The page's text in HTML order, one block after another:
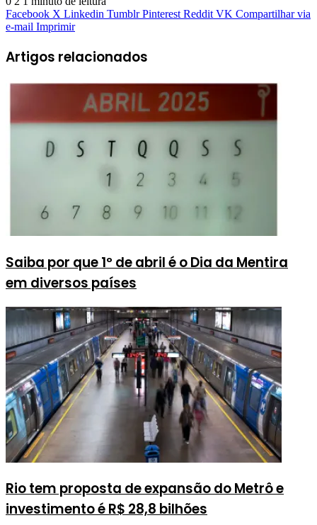
Facebook X Linkedin Tumblr Pinterest Reddit VK Compartilhar via
e-mail Imprimir
Artigos relacionados
Saiba por que 1º de abril é o Dia da Mentira
em diversos países
Rio tem proposta de expansão do Metrô e
investimento é R$ 28,8 bilhões